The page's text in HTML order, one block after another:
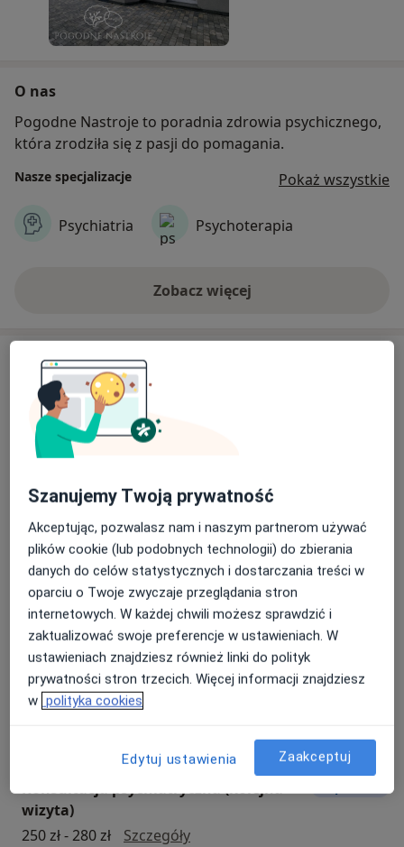
O nas
Pogodne Nastroje to poradnia zdrowia psychicznego,
która zrodziła się z pasji do pomagania.
Nasze specjalizacje Pokaż wszystkie
Psychiatria Psychoterapia
Zobacz więcej
Usługi
Wszystkie
Konsultacja psychiatryczna online
(kolejna wizyta)
280 zł
SzczegółyKonsultacja psychiatryczna online
Umów
Konsultacja psychiatryczna (pierwsza
wizyta)
300 zł - 320 zł
Szczegółykonsultacja psychiatryczna
Popularna
Konsultacja psychiatryczna (kolejna
wizyta)
250 zł - 280 zł
Szczegółykonsultacja psychiatryczna
Szanujemy Twoją prywatność
Akceptując, pozwalasz nam i naszym partnerom używać
plików cookie (lub podobnych technologii) do zbierania
danych do celów statystycznych i dostarczania treści w
oparciu o Twoje zwyczaje przeglądania stron
internetowych. W każdej chwili możesz sprawdzić i
zaktualizować swoje preferencje w ustawieniach. W
ustawieniach znajdziesz również linki do polityk
prywatności stron trzecich. Więcej informacji znajdziesz
w polityka cookies
Edytuj ustawienia Zaakceptuj